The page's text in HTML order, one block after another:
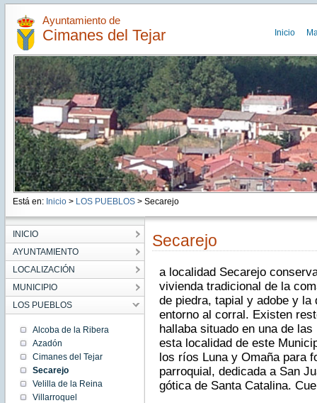
Ayuntamiento de
Cimanes del Tejar Inicio
Está en: Inicio > LOS PUEBLOS> Secarejo
INICIO
AYUNTAMIENTO
LOCALIZACIÓN
MUNICIPIO
LOS PUEBLOS
Alcoba de la Ribera
Azadón
Cimanes del Tejar
Secarejo
Velilla de la Reina
Villarroquel
Secarejo
a localidad Secarejo
vivienda tradicional de la
de piedra, tapial y adobe y
entorno al corral. Existen
hallaba situado en una de
esta localidad de este
los ríos Luna y Omaña para
parroquial, dedicada a San
gótica de Santa Catalina.